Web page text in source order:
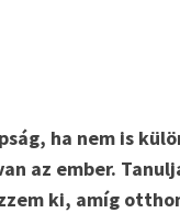
ha nem is
az ember.
ki, amíg